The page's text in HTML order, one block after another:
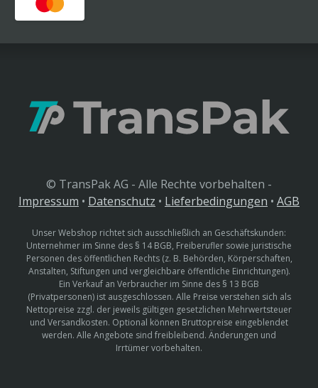
© TransPak AG - Alle Rechte vorbehalten -
Impressum • Datenschutz • Lieferbedingungen • AGB
Unser Webshop richtet sich ausschließlich an Geschäftskunden:
Unternehmer im Sinne des § 14 BGB, Freiberufler sowie juristische
Personen des öffentlichen Rechts (z. B. Behörden, Körperschaften,
Anstalten, Stiftungen und vergleichbare öffentliche Einrichtungen).
Ein Verkauf an Verbraucher im Sinne des § 13 BGB
(Privatpersonen) ist ausgeschlossen. Alle Preise verstehen sich als
Nettopreise zzgl. der jeweils gültigen gesetzlichen Mehrwertsteuer
und Versandkosten. Optional können Bruttopreise eingeblendet
werden. Alle Angebote sind freibleibend. Änderungen und
Irrtümer vorbehalten.